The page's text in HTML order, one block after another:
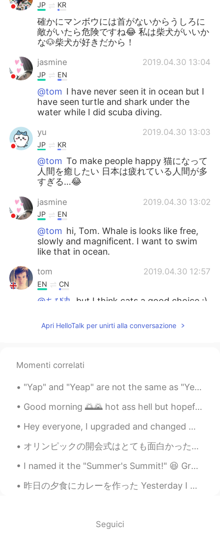
JP KR
確かにマンボウには首がないからうしろに
敵がいたら危険ですね😂 私は柴犬がいいか
な🐶柴犬が好きだから！
jasmine 2019.04.30 13:04
JP EN
@tom I have never seen it in ocean but I
have seen turtle and shark under the
water while I did scuba diving.
yu 2019.04.30 13:03
JP KR
@tom To make people happy 猫になって
人間を癒したい 日本は疲れている人間が多
すぎる…😂
jasmine 2019.04.30 13:02
JP EN
@tom hi, Tom. Whale is looks like free,
slowly and magnificent. I want to swim
like that in ocean.
tom 2019.04.30 12:57
EN CN
@ちび丸
but I think cats a good choice :)
best life haha
@tom Yea exactly they looks so
oneday :P
tom 2019.04.30 12:57
EN CN
@Aimi
good idea ;) and you don’t have to
buy a plane ticket :):p
ちび丸 2019.04.30 12:56
JP EN
Apri HelloTalk per unirti alla conversazione
Momenti correlati
"Yap" and "Yeap" are not the same as "Yep" and "Yeah". It's not common to use them, but I see a l...
Good morning 🌅🌄 hot ass hell but hopefully the sky clears up later took this shot of one if the b...
Hey everyone, I upgraded and changed my phone recently about a week ago and I lost alllllll my m...
オリンピックの開会式はとても面白かった！ですが、席の人がいないので、ちょっと悲しくて、変な感じと思います。そのオリンピックは、コロナの中にあるのが残念ですね。日本は少し失うかなぁ。しかし、開会式...
I named it the "Summer's Summit!" 😆 Ground pork with dried onions, scallions, dried oregano, pep...
昨日の夕食にカレーを作った Yesterday I made curry for dinner チキンをいっぱい入れて、味のためにりんご🍎も入れた I put in a lot of chic...
Seguici